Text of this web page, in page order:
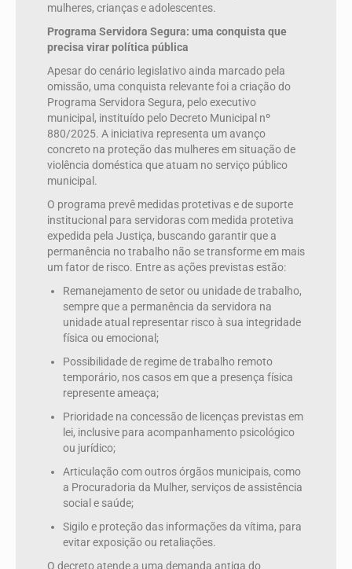
mulheres, crianças e adolescentes.
Programa Servidora Segura: uma conquista que
precisa virar política pública
Apesar do cenário legislativo ainda marcado pela
omissão, uma conquista relevante foi a criação do
Programa Servidora Segura, pelo executivo
municipal, instituído pelo Decreto Municipal nº
880/2025. A iniciativa representa um avanço
concreto na proteção das mulheres em situação de
violência doméstica que atuam no serviço público
municipal.
O programa prevê medidas protetivas e de suporte
institucional para servidoras com medida protetiva
expedida pela Justiça, buscando garantir que a
permanência no trabalho não se transforme em mais
um fator de risco. Entre as ações previstas estão:
Remanejamento de setor ou unidade de trabalho,
sempre que a permanência da servidora na
unidade atual representar risco à sua integridade
física ou emocional;
Possibilidade de regime de trabalho remoto
temporário, nos casos em que a presença física
represente ameaça;
Prioridade na concessão de licenças previstas em
lei, inclusive para acompanhamento psicológico
ou jurídico;
Articulação com outros órgãos municipais, como
a Procuradoria da Mulher, serviços de assistência
social e saúde;
Sigilo e proteção das informações da vítima, para
evitar exposição ou retaliações.
O decreto atende a uma demanda antiga do